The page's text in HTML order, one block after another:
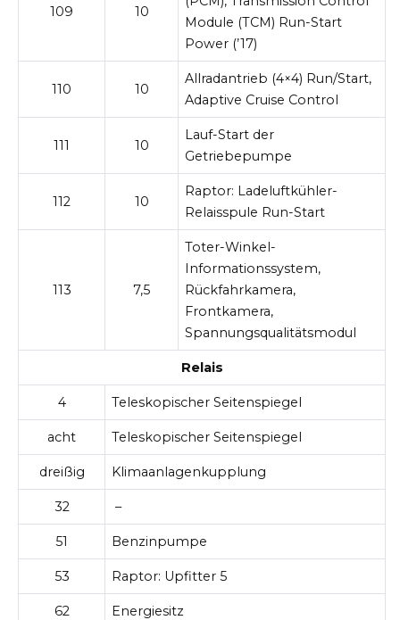
109 10
Module (TCM) Run-Start
Power (’17)
110 10
Allradantrieb (4×4) Run/Start,
Adaptive Cruise Control
111 10
Lauf-Start der
Getriebepumpe
112 10
Raptor: Ladeluftkühler-
Relaisspule Run-Start
113 7,5
Toter-Winkel-
Informationssystem,
Rückfahrkamera,
Frontkamera,
Spannungsqualitätsmodul
Relais
4 Teleskopischer Seitenspiegel
acht Teleskopischer Seitenspiegel
dreißig Klimaanlagenkupplung
32 –
51 Benzinpumpe
53 Raptor: Upfitter 5
62 Energiesitz